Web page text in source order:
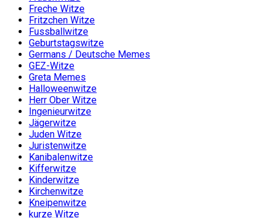
Freche Witze
Fritzchen Witze
Fussballwitze
Geburtstagswitze
Germans / Deutsche Memes
GEZ-Witze
Greta Memes
Halloweenwitze
Herr Ober Witze
Ingenieurwitze
Jägerwitze
Juden Witze
Juristenwitze
Kanibalenwitze
Kifferwitze
Kinderwitze
Kirchenwitze
Kneipenwitze
kurze Witze